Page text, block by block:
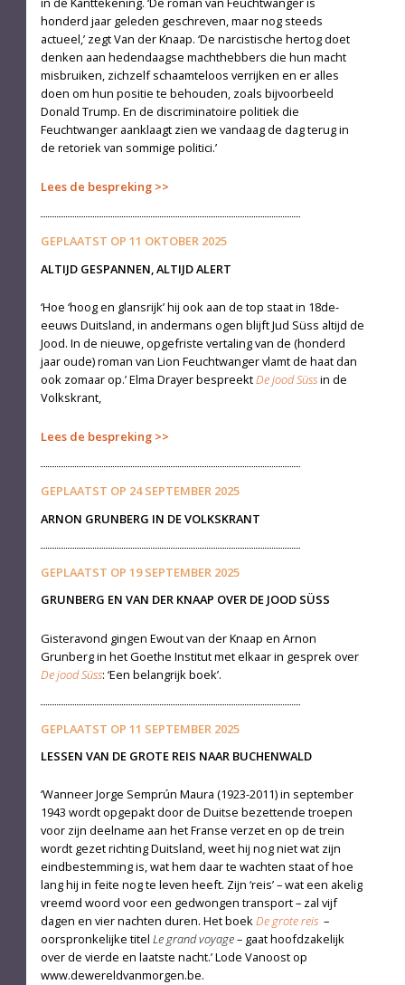
honderd jaar geleden ge­schreven, maar nog steeds
actueel,’ zegt Van der Knaap. ‘De narcistische hertog doet
denken aan hedendaagse macht­hebbers die hun macht
misbruiken, zichzelf schaamteloos verrijken en er alles
doen om hun positie te behouden, zoals bijvoorbeeld
Donald Trump. En de discriminatoire politiek die
Feuchtwanger aanklaagt zien we vandaag de dag terug in
de retoriek van sommige politici.’
Lees de bespreking
GEPLAATST OP 11 OKTOBER 2025
ALTIJD GESPANNEN, ALTIJD ALERT
‘Hoe ‘hoog en glansrijk’ hij ook aan de top staat in 18de-
eeuws Duitsland, in andermans ogen blijft Jud Süss altijd de
Jood. In de nieuwe, opgefriste vertaling van de (honderd
jaar oude) roman van Lion Feuchtwanger vlamt de haat dan
ook zomaar op.’ Elma Drayer bespreektDe jood Süssin de
Volkskrant,
Lees de bespreking
GEPLAATST OP 24 SEPTEMBER 2025
ARNON GRUNBERG IN DE VOLKSKRANT
GEPLAATST OP 19 SEPTEMBER 2025
GRUNBERG EN VAN DER KNAAP OVER DE JOOD SÜSS
Gisteravond gingen Ewout van der Knaap en Arnon
Grunberg in het Goethe Institut met elkaar in gesprek over
De jood Süss: ‘Een belangrijk boek’.
GEPLAATST OP 11 SEPTEMBER 2025
LESSEN VAN DE GROTE REIS NAAR BUCHENWALD
‘Wanneer Jorge Semprún Maura (1923-2011) in september
1943 wordt opgepakt door de Duitse bezettende troepen
voor zijn deelname aan het Franse verzet en op de trein
wordt gezet richting Duitsland, weet hij nog niet wat zijn
eindbestemming is, wat hem daar te wachten staat of hoe
lang hij in feite nog te leven heeft. Zijn ‘reis’ – wat een akelig
vreemd woord voor een ge­dwongen transport – zal vijf
dagen en vier nachten duren. Het boekDe grote reis–
oorspronkelijke titel Le grand voyage– gaat hoofdzakelijk
over de vierde en laatste nacht.’ Lode Vanoost op
www.dewereldvanmorgen.be.